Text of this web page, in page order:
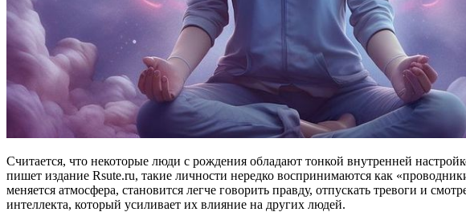
Считается, что некоторые люди с рождения обладают тонкой внутренней
пишет издание Rsute.ru, такие личности нередко воспринимаются как
меняется атмосфера, становится легче говорить правду, отпускать тревоги и
интеллекта, который усиливает их влияние на других людей.